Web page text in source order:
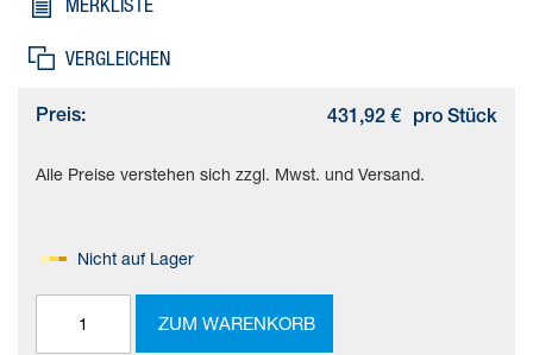
VERGLEICHEN
Preis: 431,92 € pro Stück
Alle Preise verstehen sich zzgl. Mwst. und Versand.
Nicht auf Lager
ZUM WARENKORB